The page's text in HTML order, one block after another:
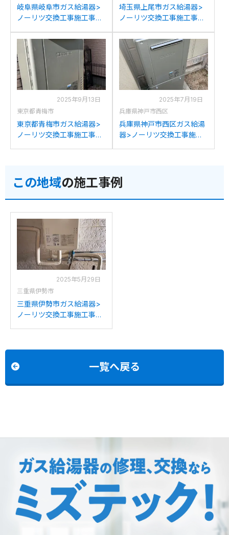
岐阜県岐阜市ガス給湯器>
ノーリツ交換工事施工事
C2432AWXからノーリツ
GT-C2072AW BLへの交換
埼玉県上尾市ガス給湯器>
ノーリツ交換工事施工事
らノーリツGT-C2072AW
BLへの交換
2025年9月13日
東京都青梅市
東京都青梅市ガス給湯器>
ノーリツ交換工事施工事
2025年7月19日
兵庫県神戸市西区
兵庫県神戸市西区ガス給湯
器>ノーリツ交換工事施工
この地域の施工事例
2025年5月29日
三重県伊勢市
三重県伊勢市ガス給湯器>
ノーリツ交換工事施工事
一覧へ戻る